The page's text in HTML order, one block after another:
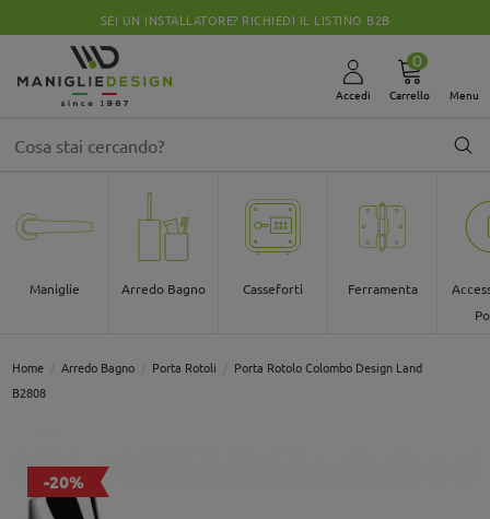
CHIUSI PER FERIE DALLO 08 AL 30 AGOSTO
Accedi
0
Carrello Menu
Maniglie Arredo Bagno Casseforti Ferramenta
Home Arredo Bagno Porta Rotoli
Porta Rotolo Colombo Design Land
B2808
-20%